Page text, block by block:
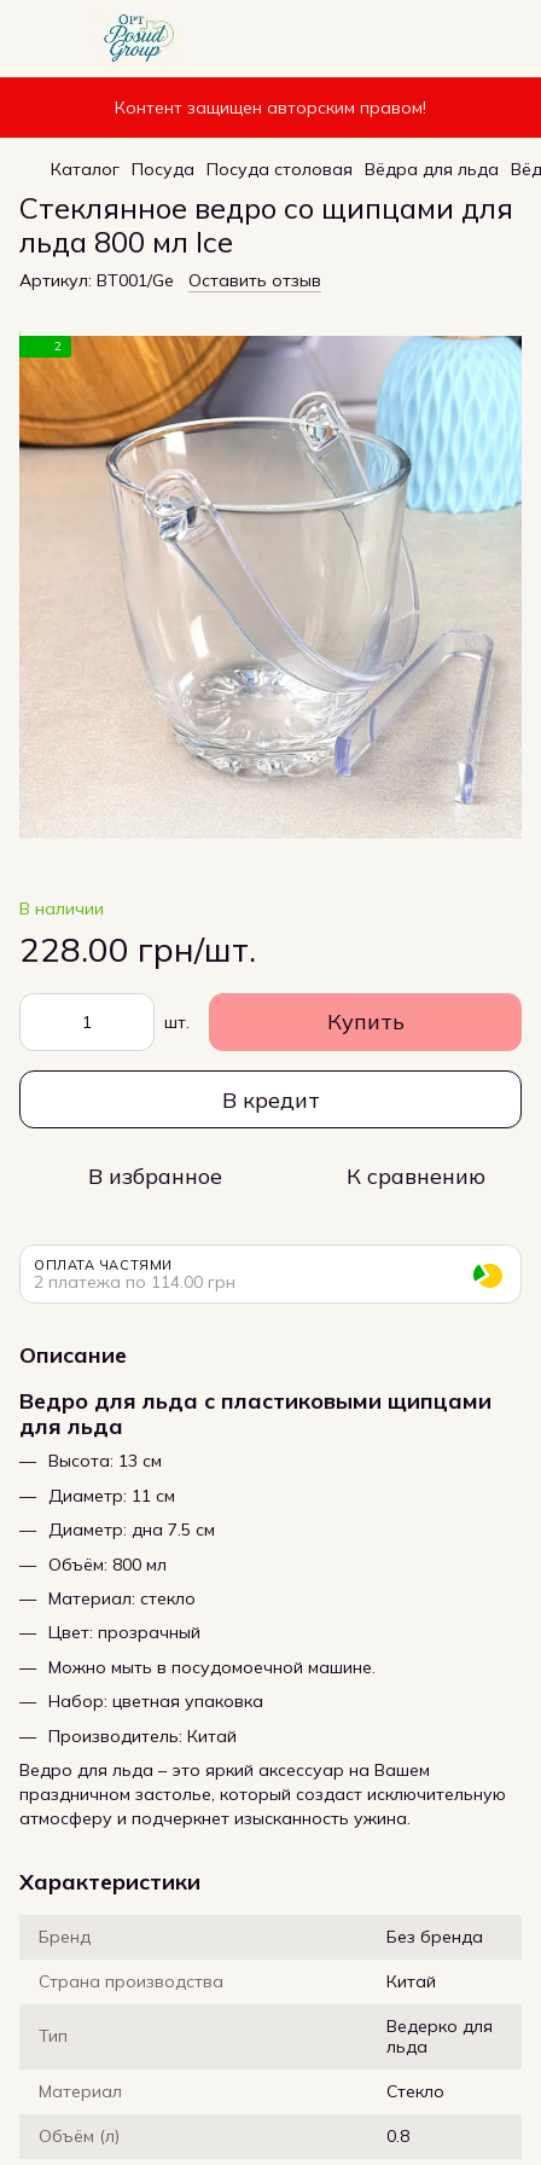
Контент защищен авторским правом!
Каталог Посуда Посуда столовая Вёдра для льда
Стеклянное ведро со щипцами для
льда 800 мл Ice
Артикул: BT001/Ge Оставить отзыв
2
В наличии
228.00 грн/шт.
шт. Купить
В кредит
В избранное К сравнению
ОПЛАТА ЧАСТЯМИ
2 платежа по 114.00 грн
Описание
Ведро для льда с пластиковыми щипцами
для льда
Высота: 13 см
Диаметр: 11 см
Диаметр: дна 7.5 см
Объём: 800 мл
Материал: стекло
Цвет: прозрачный
Можно мыть в посудомоечной машине.
Набор: цветная упаковка
Производитель: Китай
Ведро для льда – это яркий аксессуар на Вашем
праздничном застолье, который создаст исключительную
атмосферу и подчеркнет изысканность ужина.
Характеристики
Бренд Без бренда
Страна производства Китай
Тип
Ведерко для
льда
Материал Стекло
Объём (л) 0.8